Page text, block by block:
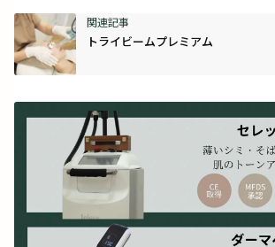
トライビームプレミアム